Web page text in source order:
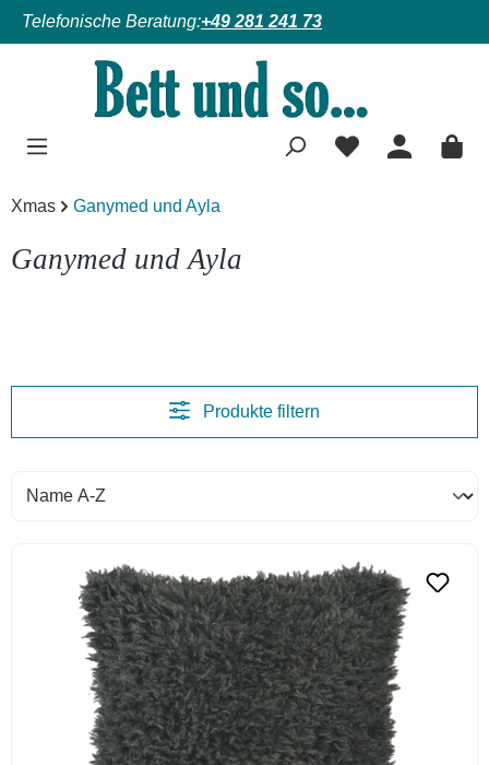
Zum Hauptinhalt springen
Telefonische Beratung:+49 281 241 73
Xmas Ganymed und Ayla
Ganymed und Ayla
Produkte filtern